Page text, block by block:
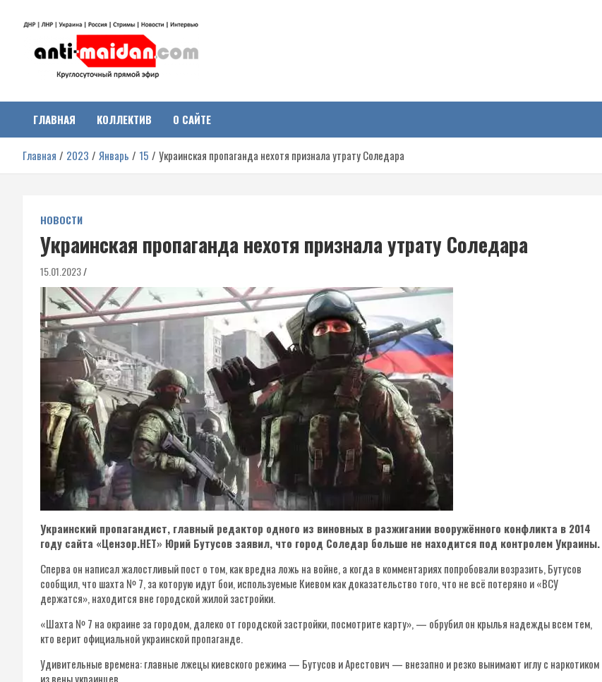
Антимайдан:
Гражданская война на
Украине
о гражданской войне на Украине, включая события в Новороссии,
ДНР, ЛНР и других регионах.
ГЛАВНАЯ КОЛЛЕКТИВ О САЙТЕ
Главная 2023 Январь 15 Украинская пропаганда нехотя признала утрату Соледара
НОВОСТИ
Украинская пропаганда нехотя признала утрату Соледара
15.01.2023
Украинский пропагандист, главный редактор одного из виновных в разжигании вооружённого конфликта в 2014
году сайта «Цензор.НЕТ» Юрий Бутусов заявил, что город Соледар больше не находится под контролем Украины.
Сперва он написал жалостливый пост о том, как вредна ложь на войне, а когда в комментариях попробовали возразить, Бутусов
сообщил, что шахта № 7, за которую идут бои, используемые Киевом как доказательство того, что не всё потеряно и «ВСУ
держатся», находится вне городской жилой застройки.
«Шахта № 7 на окраине за городом, далеко от городской застройки, посмотрите карту», — обрубил он крылья надежды всем тем,
кто верит официальной украинской пропаганде.
Удивительные времена: главные лжецы киевского режима — Бутусов и Арестович — внезапно и резко вынимают иглу с наркотиком
из вены украинцев.